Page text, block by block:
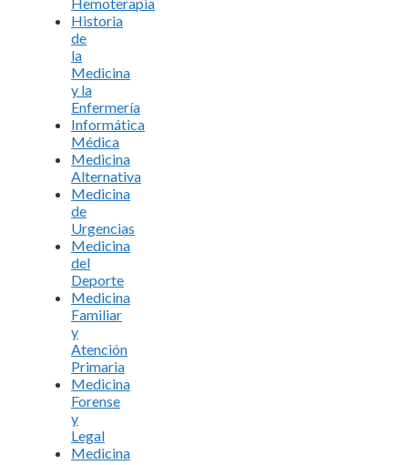
Historia
de
la
Medicina
y la
Enfermería
Informática
Médica
Medicina
Alternativa
Medicina
de
Urgencias
Medicina
del
Deporte
Medicina
Familiar
y
Atención
Primaria
Medicina
Forense
y
Legal
Medicina